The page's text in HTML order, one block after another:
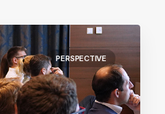
PERSPECTIVE